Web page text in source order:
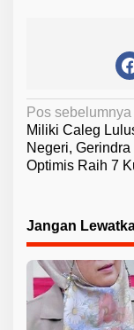
N
a
v
g
a
s
p
Pos sebelumnya
Miliki Caleg
Negeri, Gerindra
Optimis Raih 7
Jangan